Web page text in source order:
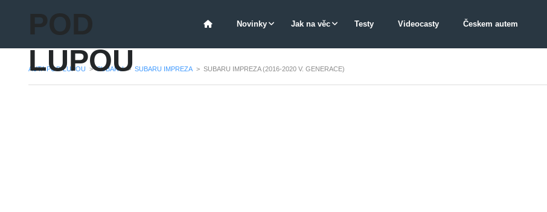
POD
LUPOU
Novinky Jak na věc Testy Videocasty Českem autem
AUTA POD LUPOU > SUBARU > SUBARU IMPREZA > SUBARU IMPREZA (2016-2020 V. GENERACE)